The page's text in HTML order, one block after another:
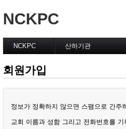
NCKPC
NCKPC
총회장
사무총장
총회 조직
Home
산하기관
남선교회 전국연합회
EM 목회자 협의회
여성리더십위원회
회원가입
정보가 정확하지 않으면 스팸으로 간주
교회 이름과 성함 그리고 전화번호를